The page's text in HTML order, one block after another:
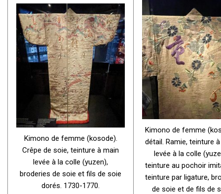
Kimono de femme (kosode).
Crêpe de soie, teinture à main
levée à la colle (yuzen),
broderies de soie et fils de soie
dorés. 1730-1770.
Kimono de femme
détail. Ramie, teinture
levée à la colle
teinture au pochoir
teinture par ligature,
de soie et de fils de